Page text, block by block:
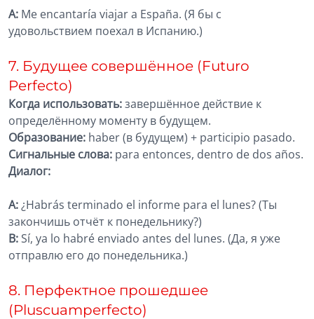
A: Me encantaría viajar a España. (Я бы с
удовольствием поехал в Испанию.)
7. Будущее совершённое (Futuro
Perfecto)
Когда использовать:завершённое действие к
определённому моменту в будущем.
Образование: haber (в будущем) + participio pasado.
Сигнальные слова: para entonces, dentro de dos años.
Диалог:
A:¿Habrás terminado el informe para el lunes? (Ты
закончишь отчёт к понедельнику?)
B:Sí, ya lo habré enviado antes del lunes. (Да, я уже
отправлю его до понедельника.)
8. Перфектное прошедшее
(Pluscuamperfecto)